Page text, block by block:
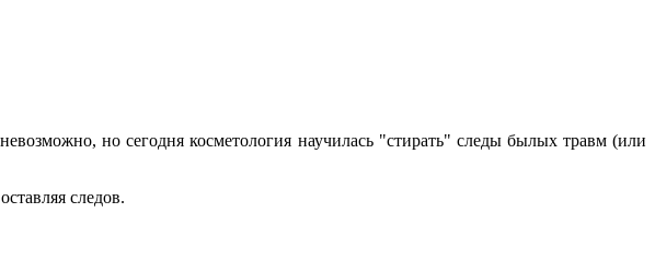
но сегодня косметология научилась "стирать" следы былых травм (или
следов.